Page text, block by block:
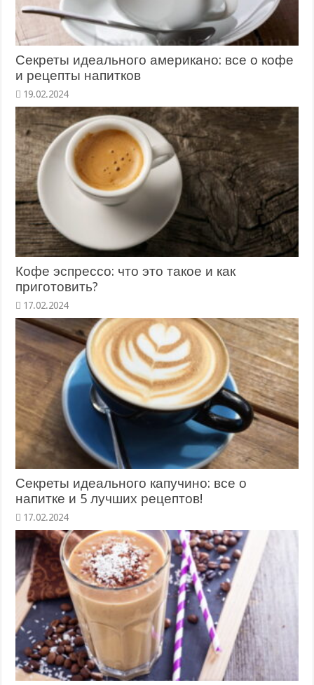
Секреты идеального американо: все о кофе
и рецепты напитков
19.02.2024
Кофе эспрессо: что это такое и как
приготовить?
17.02.2024
Секреты идеального капучино: все о
напитке и 5 лучших рецептов!
17.02.2024